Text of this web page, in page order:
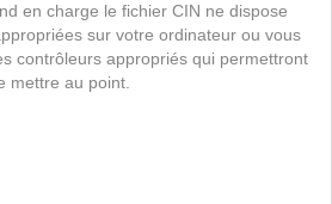
en charge le fichier CIN ne dispose
sur votre ordinateur ou vous
contrôleurs appropriés qui permettront
mettre au point.